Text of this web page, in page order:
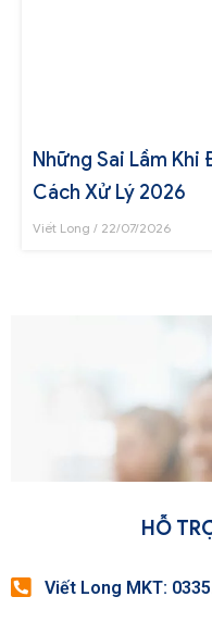
Những Sai Lầm
Cách Xử Lý 2026
Viết Long 22/07/2026
HỖ
Viết Long MKT: